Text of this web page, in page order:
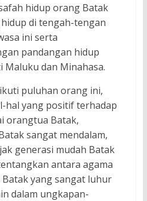
hidup orang Batak
di tengah-tengan
ini serta
pandangan hidup
dan Minahasa.
puluhan orang ini,
hal yang positif terhadap
orangtua Batak,
sangat mendalam,
generasi mudah Batak
antara agama
Batak yang sangat luhur
dalam ungkapan-